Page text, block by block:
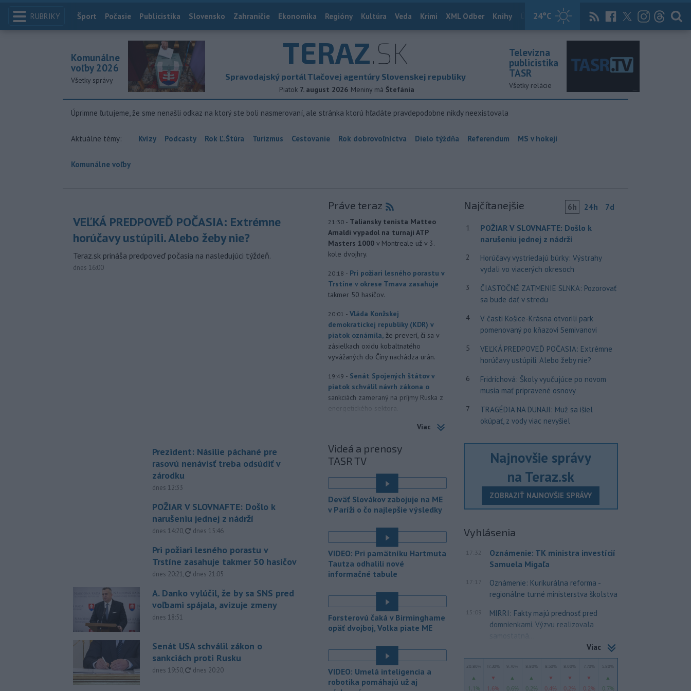
RUBRIKY 24°C
Index
Šport Počasie Publicistika Slovensko Zahraničie Ekonomika Regióny Kultúra Veda Krimi XML Odber Knihy Útulkovo Magazín News Now Archív
TERAZ.SK
Spravodajský portál Tlačovej agentúry Slovenskej republiky
Piatok 7. august 2026 Meniny má Štefánia
Komunálne
voľby 2026
Všetky správy
Televízna
publicistika
TASR
Všetky relácie
Úprimne ľutujeme, že sme nenašli odkaz na ktorý ste boli nasmerovaní, ale stránka ktorú hľadáte pravdepodobne nikdy neexistovala
Aktuálne témy: Kvízy Podcasty Rok Ľ.Štúra Turizmus Cestovanie Rok dobrovoľníctva Dielo týždňa Referendum MS v hokeji
Komunálne voľby
VEĽKÁ PREDPOVEĎ POČASIA: Extrémne
horúčavy ustúpili. Alebo žeby nie?
Teraz.sk prináša predpoveď počasia na nasledujúci týždeň.
dnes 16:00
Prezident: Násilie páchané pre
rasovú nenávisť treba odsúdiť v
zárodku
dnes 12:33
POŽIAR V SLOVNAFTE: Došlo k
narušeniu jednej z nádrží
dnes 14:20, aktualizované
dnes 15:46
Pri požiari lesného porastu v
Trstíne zasahuje takmer 50 hasičov
dnes 20:21, aktualizované
dnes 21:05
A. Danko vylúčil, že by sa SNS pred
voľbami spájala, avizuje zmeny
dnes 18:51
Senát USA schválil zákon o
sankciách proti Rusku
dnes 19:50, aktualizované
dnes 20:20
Práve teraz
21:30 - Taliansky tenista Matteo
Arnaldi vypadol na turnaji ATP
Masters 1000 v Montreale už v 3.
kole dvojhry.
20:18 - Pri požiari lesného porastu v
Trstíne v okrese Trnava zasahuje
takmer 50 hasičov.
20:01 - Vláda Konžskej
demokratickej republiky (KDR) v
piatok oznámila, že preverí, či sa v
zásielkach oxidu kobaltnatého
vyvážaných do Číny nachádza urán.
19:49 - Senát Spojených štátov v
piatok schválil návrh zákona o
sankciách zameraný na príjmy Ruska z
energetického sektora.
Slovenská polícia prispela k
ktorý sa podarilo ukončiť
právoplatným odsúdením páchateľa v
15:21 - Piatkový požiar v
bratislavskej rafinérii Slovnaft je
pod kontrolou.Príčina jeho vzniku
TASR to potvrdil hovorca rafinérie
Anton Molnár.
15:17 - Ministerstvo kultúry (MK) SR
upraví verziu opatrenia o
pôsobnosti rezortu.
14:17 -
V bratislavskej rafinérii
Slovnaft horí uskladnený ropný
produkt.
TASR o tom informovala
rafinéria s tým, že obyvateľom nehrozí
13:50 - Jedným zo zdravotných rizík
na festivale môže byť vyššia
Viac
Videá a prenosy
TASR TV
Deväť Slovákov zabojuje na ME
v Paríži o čo najlepšie výsledky
VIDEO: Pri pamätníku Hartmuta
Tautza odhalili nové
informačné tabule
Forsterovú čaká v Birminghame
opäť dvojboj, Volka piate ME
VIDEO: Umelá inteligencia a
robotika pomáhajú už aj
Najčítanejšie 6h 24h 7d
1
POŽIAR V SLOVNAFTE: Došlo k
narušeniu jednej z nádrží
2
Horúčavy vystriedajú búrky: Výstrahy
vydali vo viacerých okresoch
3
ČIASTOČNÉ ZATMENIE SLNKA: Pozorovať
sa bude dať v stredu
4
V časti Košice-Krásna otvorili park
pomenovaný po kňazovi Semivanovi
5
VEĽKÁ PREDPOVEĎ POČASIA: Extrémne
horúčavy ustúpili. Alebo žeby nie?
6
Fridrichová: Školy vyučujúce po novom
musia mať pripravené osnovy
7
TRAGÉDIA NA DUNAJI: Muž sa išiel
okúpať, z vody viac nevyšiel
Najnovšie správy
na Teraz.sk
ZOBRAZIŤ NAJNOVŠIE SPRÁVY
Vyhlásenia
17:32
Oznámenie: TK ministra investícií
Samuela Migaľa
17:17
Oznámenie: Kurikurálna reforma -
regionálne turné ministerstva školstva
15:09
MIRRI: Fakty majú prednosť pred
domnienkami. Výzvu realizovala
samostatná...
Viac